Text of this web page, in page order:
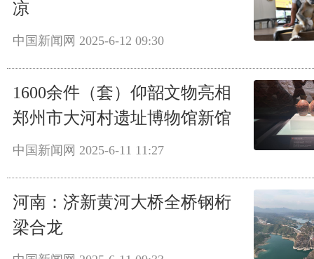
凉
中国新闻网 2025-6-12 09:30
1600余件（套）仰韶文物亮相
郑州市大河村遗址博物馆新馆
中国新闻网 2025-6-11 11:27
河南：济新黄河大桥全桥钢桁
梁合龙